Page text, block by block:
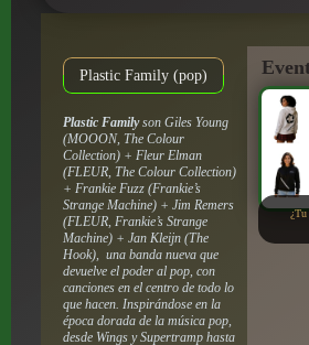
Plastic Family (pop)
Plastic Familyson Giles Young
(MOOON, The Colour
Collection) + Fleur Elman
(FLEUR, The Colour Collection)
+ Frankie Fuzz (Frankie’s
Strange Machine) + Jim Remers
(FLEUR, Frankie’s Strange
Machine) + Jan Kleijn (The
Hook), una banda nueva que
devuelve el poder al pop, con
canciones en el centro de todo lo
que hacen. Inspirándose en la
época dorada de la música pop,
desde Wings y Supertramp hasta